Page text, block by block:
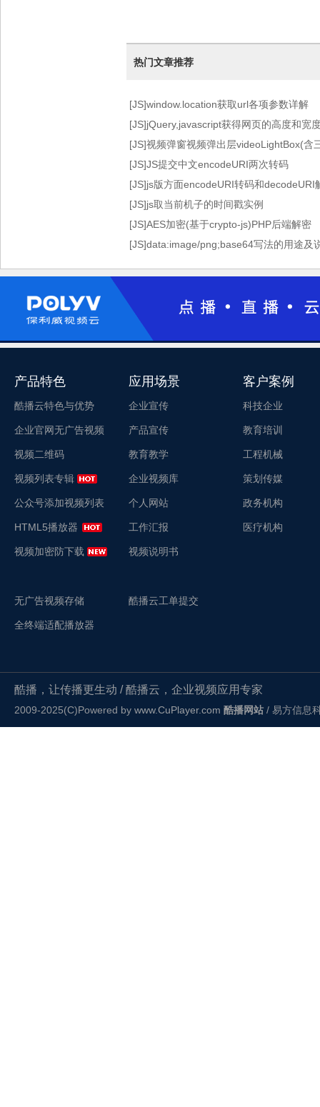
热门文章推荐
[JS]window.location获取url各项参数详解
[JS]jQuery,javascript获得网页的高度和宽
[JS]视频弹窗视频弹出层videoLightBox(含
[JS]JS提交中文encodeURI两次转码
[JS]js版方面encodeURI转码和decodeURI
[JS]js取当前机子的时间戳实例
[JS]AES加密(基于crypto-js)PHP后端解密
[JS]data:image/png;base64写法的用途及
产品特色
酷播云特色与优势
企业官网无广告视频
视频二维码
视频列表专辑
公众号添加视频列表
HTML5播放器
视频加密防下载
无广告视频存储
全终端适配播放器
应用场景
企业宣传
产品宣传
教育教学
企业视频库
个人网站
工作汇报
视频说明书
酷播云工单提交
客户案例
科技企业
教育培训
工程机械
策划传媒
政务机构
医疗机构
酷播，让传播更生动 / 酷播云，企业视频应用专家
2009-2025(C)Powered by www.CuPlayer.com 酷播网站 / 易方信息